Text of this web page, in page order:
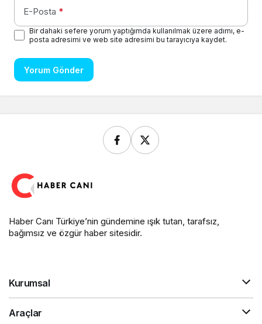
E-Posta *
Bir dahaki sefere yorum yaptığımda kullanılmak üzere adımı, e-
posta adresimi ve web site adresimi bu tarayıcıya kaydet.
Yorum Gönder
Haber Canı Türkiye’nin gündemine ışık tutan, tarafsız,
bağımsız ve özgür haber sitesidir.
Kurumsal
Araçlar